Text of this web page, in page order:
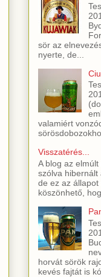
sör az
nyerte, de...
valamiért
Visszatérés...
A blog az
szólva hibernált
de ez az
köszönhető,
horvát sörök
kevés fajtát is